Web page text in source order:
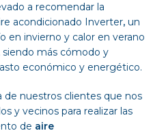
a recomendar la
acondicionado Inverter, un
en invierno y calor en verano
siendo más cómodo y
económico y energético.
de nuestros clientes que nos
y vecinos para realizar las
de aire